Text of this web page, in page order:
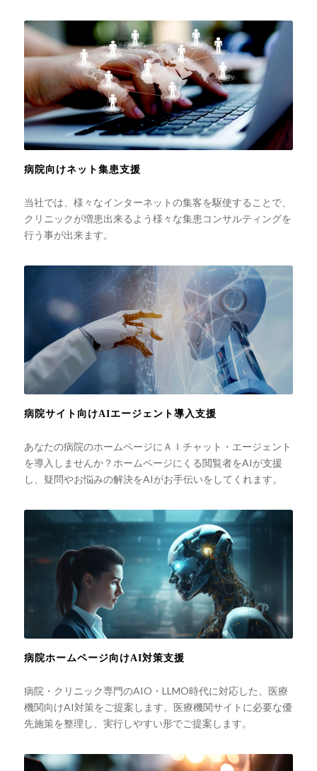
病院向けネット集患支援
当社では、様々なインターネットの集客を駆使することで、
クリニックが増患出来るよう様々な集患コンサルティングを
行う事が出来ます。
病院サイト向けAIエージェント導入支援
あなたの病院のホームページにＡＩチャット・エージェント
を導入しませんか？ホームページにくる閲覧者をAIが支援
し、疑問やお悩みの解決をAIがお手伝いをしてくれます。
病院ホームページ向けAI対策支援
病院・クリニック専門のAIO・LLMO時代に対応した、医療
機関向けAI対策をご提案します。医療機関サイトに必要な優
先施策を整理し、実行しやすい形でご提案します。